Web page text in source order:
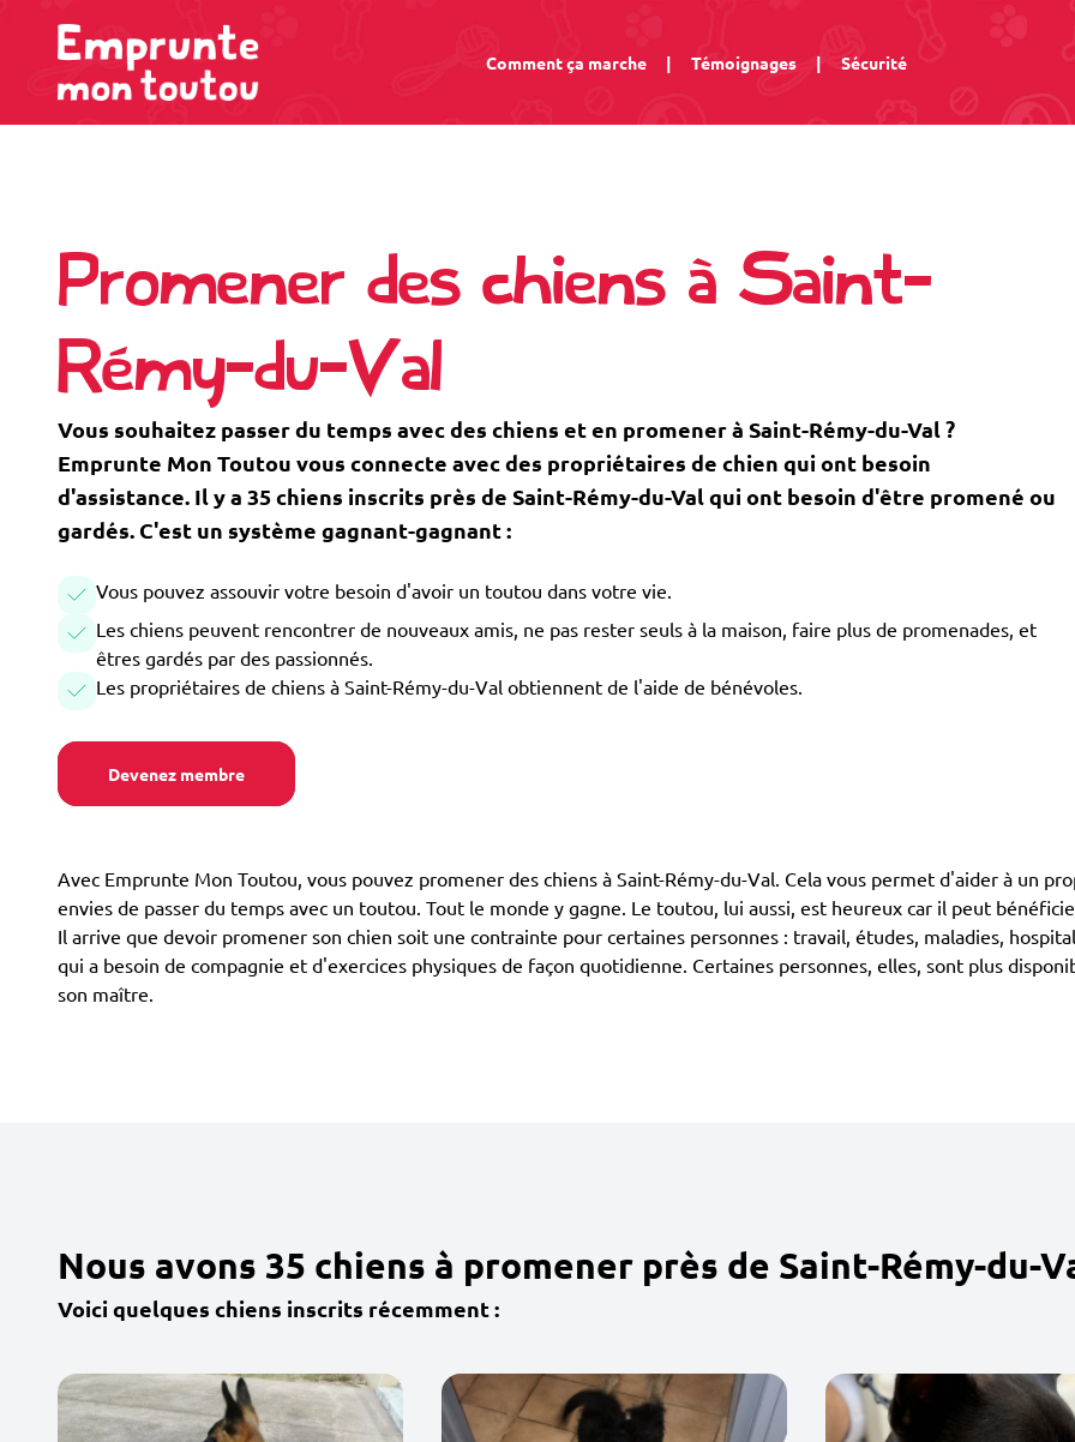
Comment ça marche | Témoignages | Sécurité
Promener des chiens à Saint-
Rémy-du-Val
Vous souhaitez passer du temps avec des chiens et en promener à Saint-Rémy-du-Val ?
Emprunte Mon Toutou vous connecte avec des propriétaires de chien qui ont besoin
d'assistance. Il y a 35 chiens inscrits près de Saint-Rémy-du-Val qui ont besoin d'être promené ou
gardés. C'est un système gagnant-gagnant :
Vous pouvez assouvir votre besoin d'avoir un toutou dans votre vie.
Les chiens peuvent rencontrer de nouveaux amis, ne pas rester seuls à la maison, faire plus de promenades, et
êtres gardés par des passionnés.
Les propriétaires de chiens à Saint-Rémy-du-Val obtiennent de l'aide de bénévoles.
Devenez membre
Avec Emprunte Mon Toutou, vous pouvez promener des chiens à Saint-Rémy-du-Val. Cela vous permet d'aider à un
envies de passer du temps avec un toutou. Tout le monde y gagne. Le toutou, lui aussi, est heureux car il peut
Il arrive que devoir promener son chien soit une contrainte pour certaines personnes : travail, études, maladies,
qui a besoin de compagnie et d'exercices physiques de façon quotidienne. Certaines personnes, elles, sont plus
son maître.
Nous avons 35 chiens à promener près de Saint-Rémy-du-
Voici quelques chiens inscrits récemment :